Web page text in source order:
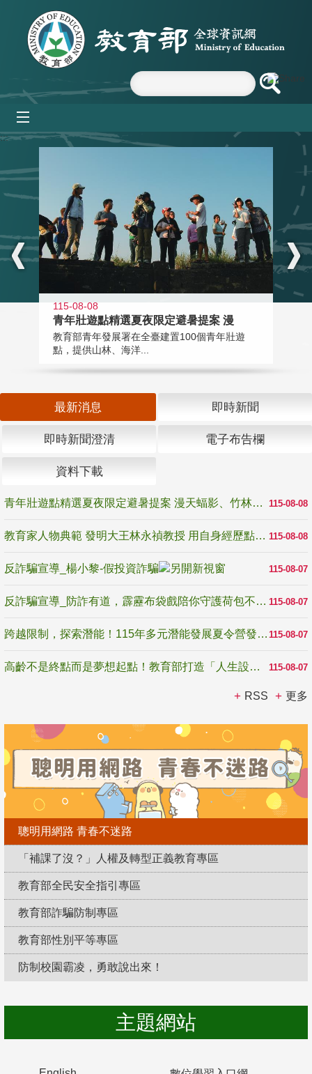
跳到主要內容區塊
:::
115-08-08
青年壯遊點精選夏夜限定避暑提案 漫
教育部青年發展署在全臺建置100個青年壯遊
點，提供山林、海洋...
最新消息 即時新聞
即時新聞澄清 電子布告欄
資料下載
115-08-08
青年壯遊點精選夏夜限定避暑提案 漫天蝠影、竹林尋蛙、茶香夜觀 邀青年暮色出發
115-08-08
教育家人物典範 發明大王林永禎教授 用自身經歷點亮學生的路
115-08-07
反詐騙宣導_楊小黎-假投資詐騙
115-08-07
反詐騙宣導_防詐有道，霹靂布袋戲陪你守護荷包不受騙
115-08-07
跨越限制，探索潛能！115年多元潛能發展夏令營發掘生命無限可能
115-08-07
高齡不是終點而是夢想起點！教育部打造「人生設計夢工場」 參展第3屆高齡健康產業博覽會
RSS 更多
聰明用網路 青春不迷路
「補課了沒？」人權及轉型正義教育專區
教育部全民安全指引專區
教育部詐騙防制專區
教育部性別平等專區
防制校園霸凌，勇敢說出來！
主題網站